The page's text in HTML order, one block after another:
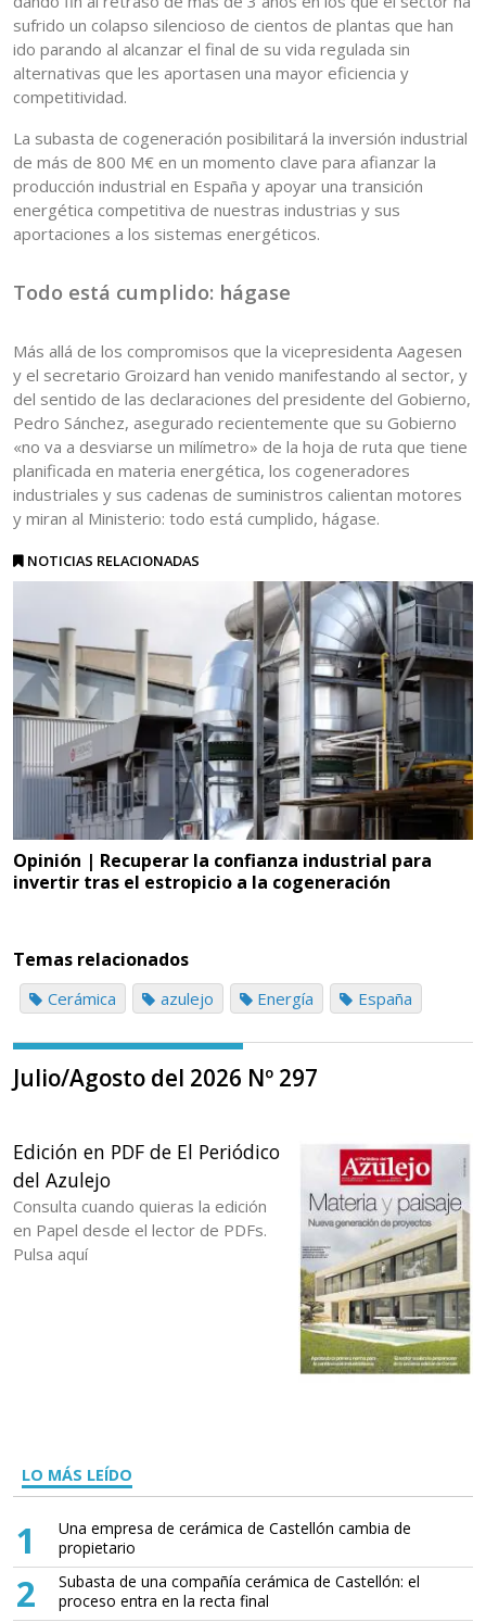
sufrido un colapso silencioso de cientos de plantas que han
ido parando al alcanzar el final de su vida regulada sin
alternativas que les aportasen una mayor eficiencia y
competitividad.
La subasta de cogeneración posibilitará la inversión industrial
de más de 800 M€ en un momento clave para afianzar la
producción industrial en España y apoyar una transición
energética competitiva de nuestras industrias y sus
aportaciones a los sistemas energéticos.
Todo está cumplido: hágase
Más allá de los compromisos que la vicepresidenta Aagesen
y el secretario Groizard han venido manifestando al sector, y
del sentido de las declaraciones del presidente del Gobierno,
Pedro Sánchez, asegurado recientemente que su Gobierno
«no va a desviarse un milímetro» de la hoja de ruta que tiene
planificada en materia energética, los cogeneradores
industriales y sus cadenas de suministros calientan motores
y miran al Ministerio: todo está cumplido, hágase.
NOTICIAS RELACIONADAS
Opinión | Recuperar la confianza industrial para
invertir tras el estropicio a la cogeneración
Temas relacionados
Cerámica azulejo Energía España
Julio/Agosto del 2026 Nº 297
Edición en PDF de El Periódico
del Azulejo
Consulta cuando quieras la edición
en Papel desde el lector de PDFs.
Pulsa aquí
LO MÁS LEÍDO
1
Una empresa de cerámica de Castellón cambia de
propietario
2
Subasta de una compañía cerámica de Castellón: el
proceso entra en la recta final